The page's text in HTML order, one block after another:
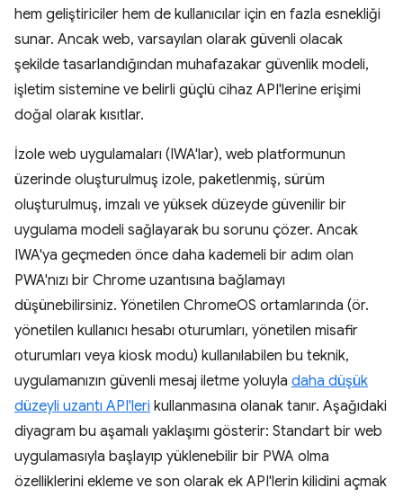
hem geliştiriciler hem de kullanıcılar için en fazla esnekliği
sunar. Ancak web, varsayılan olarak güvenli olacak
şekilde tasarlandığından muhafazakar güvenlik modeli,
işletim sistemine ve belirli güçlü cihaz API'lerine erişimi
doğal olarak kısıtlar.
İzole web uygulamaları (IWA'lar), web platformunun
üzerinde oluşturulmuş izole, paketlenmiş, sürüm
oluşturulmuş, imzalı ve yüksek düzeyde güvenilir bir
uygulama modeli sağlayarak bu sorunu çözer. Ancak
IWA'ya geçmeden önce daha kademeli bir adım olan
PWA'nızı bir Chrome uzantısına bağlamayı
düşünebilirsiniz. Yönetilen ChromeOS ortamlarında (ör.
yönetilen kullanıcı hesabı oturumları, yönetilen misafir
oturumları veya kiosk modu) kullanılabilen bu teknik,
uygulamanızın güvenli mesaj iletme yoluyla daha düşük
düzeyli uzantı API'leri kullanmasına olanak tanır. Aşağıdaki
diyagram bu aşamalı yaklaşımı gösterir: Standart bir web
uygulamasıyla başlayıp yüklenebilir bir PWA olma
özelliklerini ekleme ve son olarak ek API'lerin kilidini açmak